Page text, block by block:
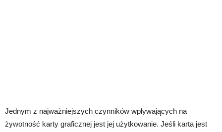
Jednym z najważniejszych czynników wpływających na
żywotność karty graficznej jest jej użytkowanie. Jeśli karta jest